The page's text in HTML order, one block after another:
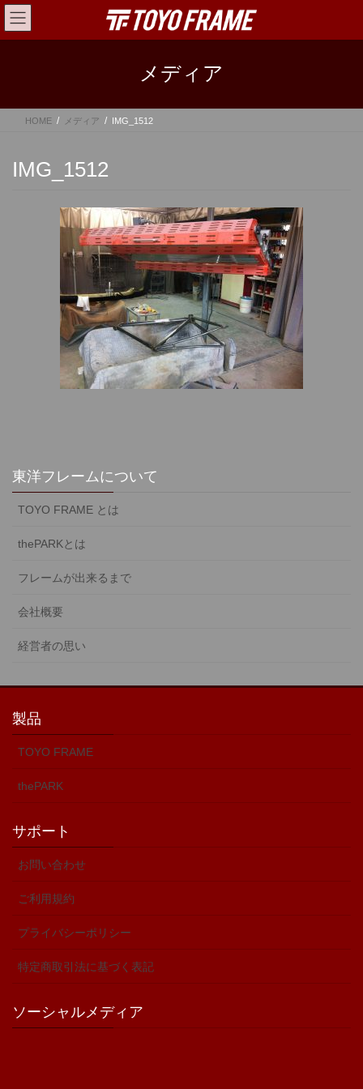
コ
ン
テ
ス
ナ
ビ
ゲ
ン
メディア
HOME メディア IMG_1512
IMG_1512
東洋フレームについて
TOYO FRAME とは
thePARKとは
フレームが出来るまで
会社概要
経営者の思い
製品
TOYO FRAME
thePARK
サポート
お問い合わせ
ご利用規約
プライバシーポリシー
特定商取引法に基づく表記
ソーシャルメディア